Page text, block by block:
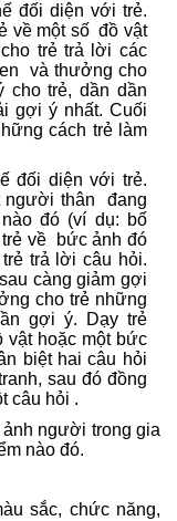
đối diện với trẻ.
về một số đồ vật
trẻ trả lời các
và thưởng cho
cho trẻ, dần dần
gợi ý nhất. Cuối
cách trẻ làm
đối diện với trẻ.
người thân đang
đó (ví dụ: bố
về bức ảnh đó
trả lời câu hỏi.
càng giảm gợi
cho trẻ những
gợi ý. Dạy trẻ
vật hoặc một bức
biệt hai câu hỏi
sau đó đồng
câu hỏi .
người trong gia
nào đó.
sắc, chức năng,